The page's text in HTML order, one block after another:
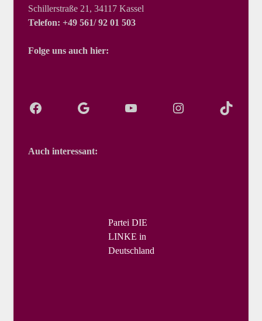
Schillerstraße 21, 34117 Kassel
Telefon: +49 561/ 92 01 503
Folge uns auch hier:
Auch interessant:
Partei DIE
LINKE in
Deutschland